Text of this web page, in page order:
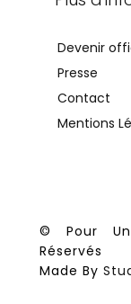
Devenir
Presse
Contact
Mentions
© Pour
Réservés
Made By